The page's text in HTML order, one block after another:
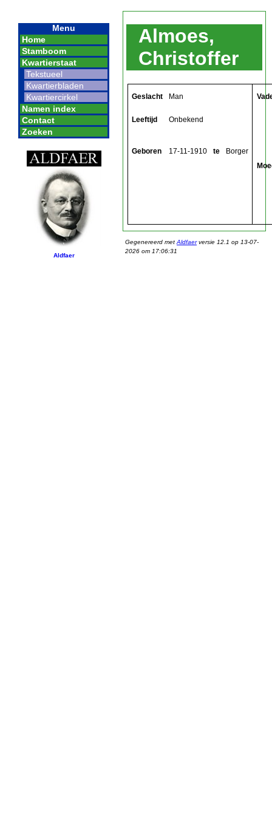
Menu
Home
Stamboom
Kwartierstaat
Tekstueel
Kwartierbladen
Kwartiercirkel
Namen index
Contact
Zoeken
Aldfaer
Almoes,
Christoffer
Geslacht Man
Leeftijd Onbekend
Geboren 17-11-1910 te Borger
Gegenereerd met Aldfaerversie 12.1 op 13-07-
2026 om 17:06:31